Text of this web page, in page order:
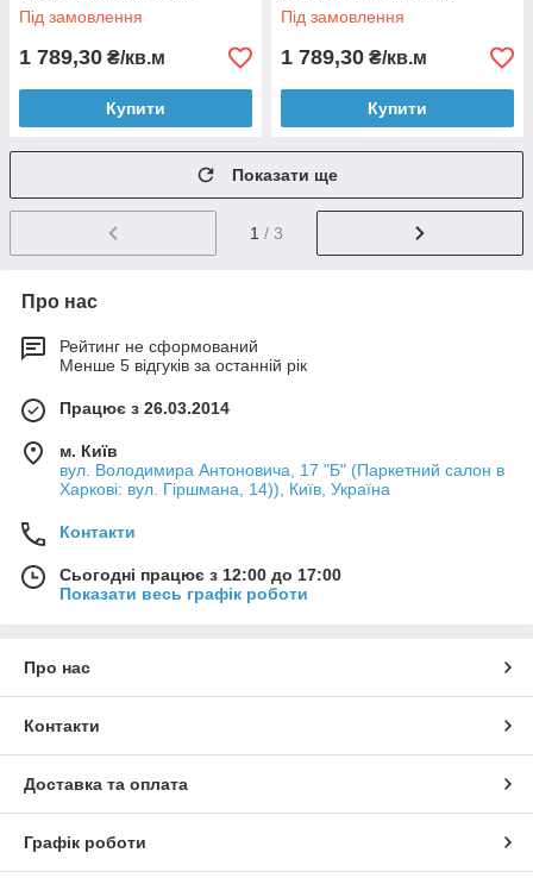
Під замовлення
1 789,30 ₴/кв.м
Купити
Під замовлення
1 789,30 ₴/кв.м
Купити
Показати ще
1 / 3
Про нас
Рейтинг не сформований
Менше 5 відгуків за останній рік
Працює з 26.03.2014
м. Київ
вул. Володимира Антоновича, 17 "Б" (Паркетний салон в
Харкові: вул. Гіршмана, 14)), Київ, Україна
Контакти
Сьогодні працює з 12:00 до 17:00
Показати весь графік роботи
Про нас
Контакти
Доставка та оплата
Графік роботи